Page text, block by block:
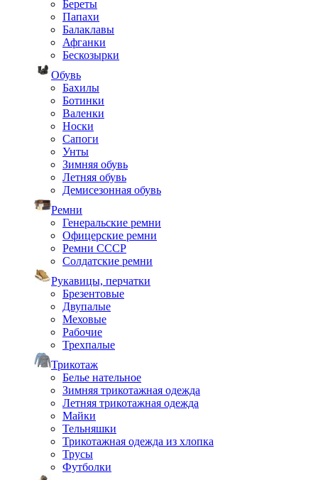
Береты
Папахи
Балаклавы
Афганки
Бескозырки
Обувь
Бахилы
Ботинки
Валенки
Носки
Сапоги
Унты
Зимняя обувь
Летняя обувь
Демисезонная обувь
Ремни
Генеральские ремни
Офицерские ремни
Ремни СССР
Солдатские ремни
Рукавицы, перчатки
Брезентовые
Двупалые
Меховые
Рабочие
Трехпалые
Трикотаж
Белье нательное
Зимняя трикотажная одежда
Летняя трикотажная одежда
Майки
Тельняшки
Трикотажная одежда из хлопка
Трусы
Футболки